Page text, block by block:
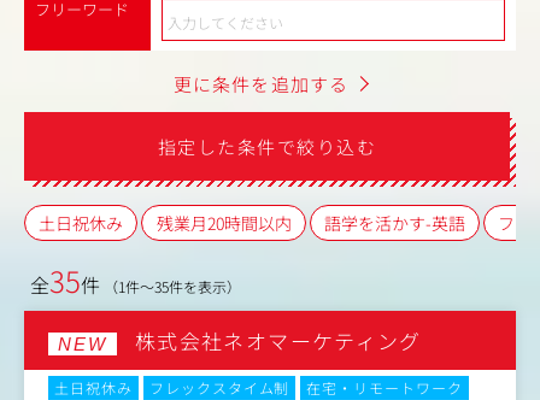
フリーワード
更に条件を追加する
指定した条件で絞り込む
土日祝休み 残業月20時間以内 語学を活かす-英語 フレ
全35件 （1件～35件を表示）
NEW 株式会社ネオマーケティング
土日祝休み フレックスタイム制
在宅・リモートワーク